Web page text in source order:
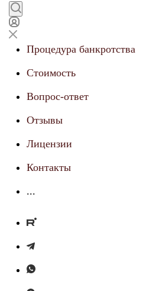
Процедура банкротства
Стоимость
Вопрос-ответ
Отзывы
Лицензии
Контакты
...